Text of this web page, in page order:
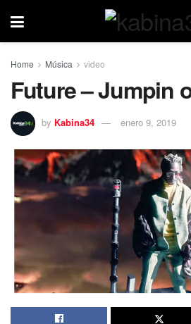
Home Música video
Future – Jumpin
by Kabina34 enero 9, 2019